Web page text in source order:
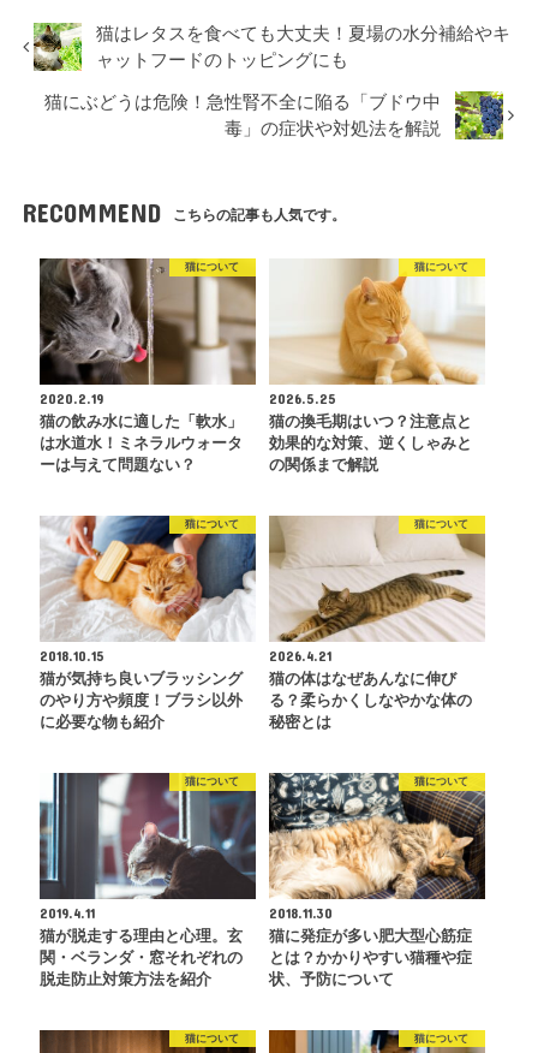
猫はレタスを食べても大丈夫！夏場の水分補給やキ
ャットフードのトッピングにも
猫にぶどうは危険！急性腎不全に陥る「ブドウ中
毒」の症状や対処法を解説
RECOMMEND こちらの記事も人気です。
猫について
2020.2.19
猫の飲み水に適した「軟水」
は水道水！ミネラルウォータ
ーは与えて問題ない？
猫について
2026.5.25
猫の換毛期はいつ？注意点と
効果的な対策、逆くしゃみと
の関係まで解説
猫について
2018.10.15
猫が気持ち良いブラッシング
のやり方や頻度！ブラシ以外
に必要な物も紹介
猫について
2026.4.21
猫の体はなぜあんなに伸び
る？柔らかくしなやかな体の
秘密とは
猫について
2019.4.11
猫が脱走する理由と心理。玄
関・ベランダ・窓それぞれの
脱走防止対策方法を紹介
猫について
2018.11.30
猫に発症が多い肥大型心筋症
とは？かかりやすい猫種や症
状、予防について
猫について 猫について